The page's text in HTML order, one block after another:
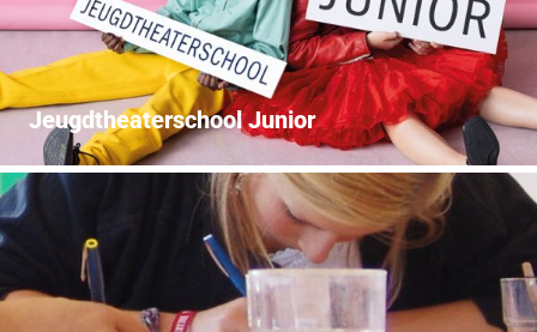
Jeugdtheaterschool Junior